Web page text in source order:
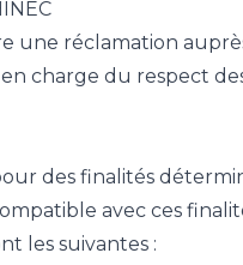
une réclamation
charge du respect
des finalités
avec ces
les suivantes :